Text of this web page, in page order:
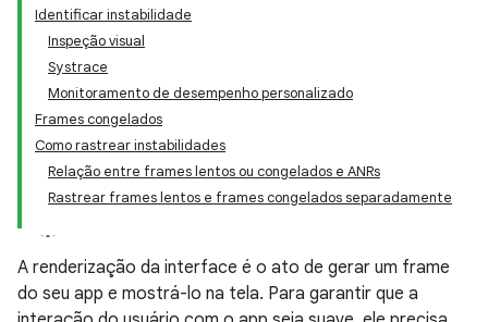
Identificar instabilidade
Inspeção visual
Systrace
Monitoramento de desempenho personalizado
Frames congelados
Como rastrear instabilidades
Relação entre frames lentos ou congelados e ANRs
Rastrear frames lentos e frames congelados separadamente
A renderização da interface é o ato de gerar um frame
do seu app e mostrá-lo na tela. Para garantir que a